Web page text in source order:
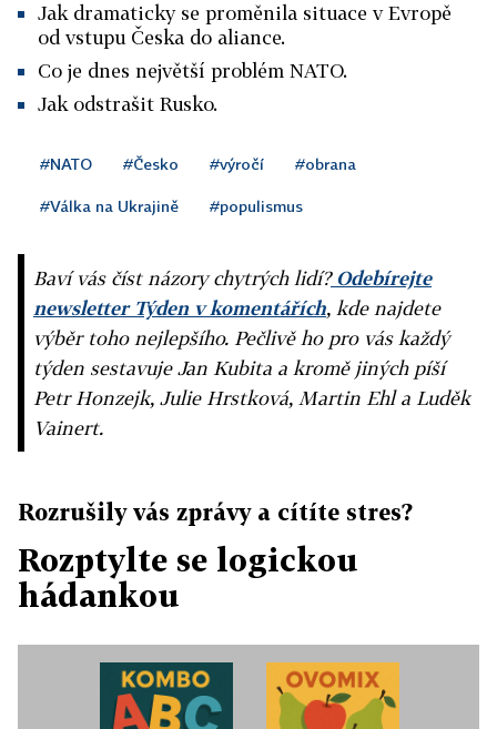
Jak dramaticky se proměnila situace v Evropě
od vstupu Česka do aliance.
Co je dnes největší problém NATO.
Jak odstrašit Rusko.
#NATO #Česko #výročí #obrana
#Válka na Ukrajině #populismus
Baví vás číst názory chytrých lidí?Odebírejte
newsletter Týden v komentářích, kde najdete
výběr toho nejlepšího. Pečlivě ho pro vás každý
týden sestavuje Jan Kubita a kromě jiných píší
Petr Honzejk, Julie Hrstková, Martin Ehl a Luděk
Vainert.
Rozrušily vás zprávy a cítíte stres?
Rozptylte se logickou
hádankou